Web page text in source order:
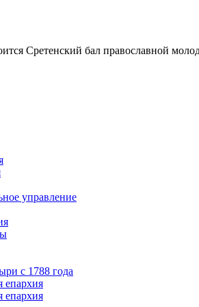
Сретенский бал православной
управление
с 1788 года
епархия
епархия